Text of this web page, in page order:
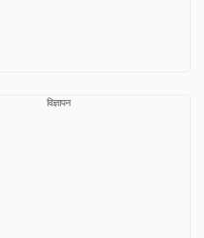
विज्ञापन